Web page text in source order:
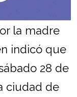
la madre
indicó que
28 de
ciudad de